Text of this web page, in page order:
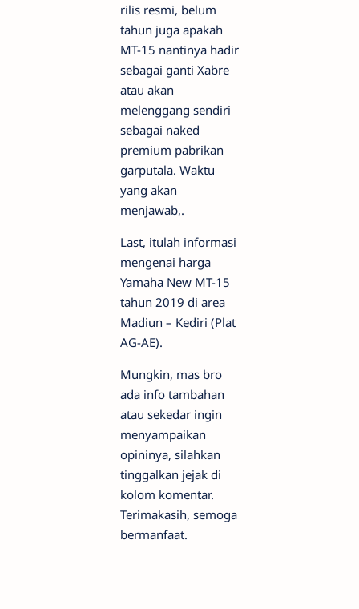
rilis resmi, belum
tahun juga apakah
MT-15 nantinya hadir
sebagai ganti Xabre
atau akan
melenggang sendiri
sebagai naked
premium pabrikan
garputala. Waktu
yang akan
menjawab,.
Last, itulah informasi
mengenai harga
Yamaha New MT-15
tahun 2019 di area
Madiun – Kediri (Plat
AG-AE).
Mungkin, mas bro
ada info tambahan
atau sekedar ingin
menyampaikan
opininya, silahkan
tinggalkan jejak di
kolom komentar.
Terimakasih, semoga
bermanfaat.